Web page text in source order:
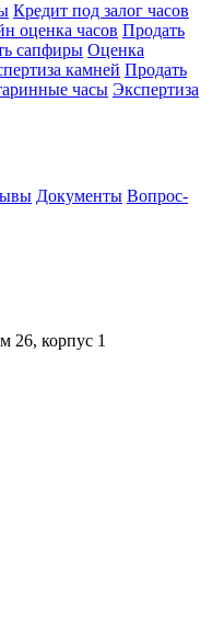
Кредит под залог часов
оценка часов Продать
сапфиры Оценка
камней Продать
часы Экспертиза
Документы Вопрос-
26, корпус 1